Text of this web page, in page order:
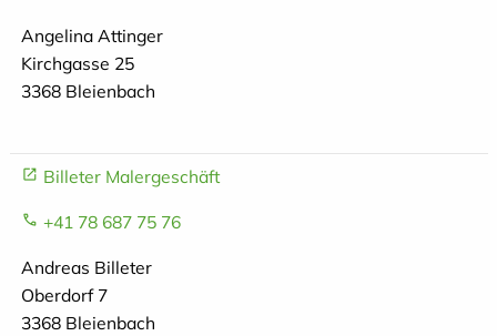
Angelina Attinger
Kirchgasse 25
3368 Bleienbach
Billeter Malergeschäft
+41 78 687 75 76
Andreas Billeter
Oberdorf 7
3368 Bleienbach